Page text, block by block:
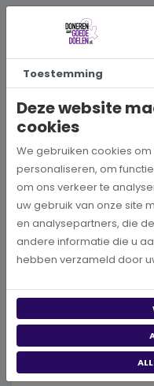
Musea
Bijbels Museum
Gedoneerd:€ 378,00
Donaties: 6
DONEER
Toestemming
Deze website
cookies
We gebruiken cookies
personaliseren, om
om ons verkeer te
uw gebruik van onze site
en analysepartners, die
andere informatie die u
hebben verzameld door